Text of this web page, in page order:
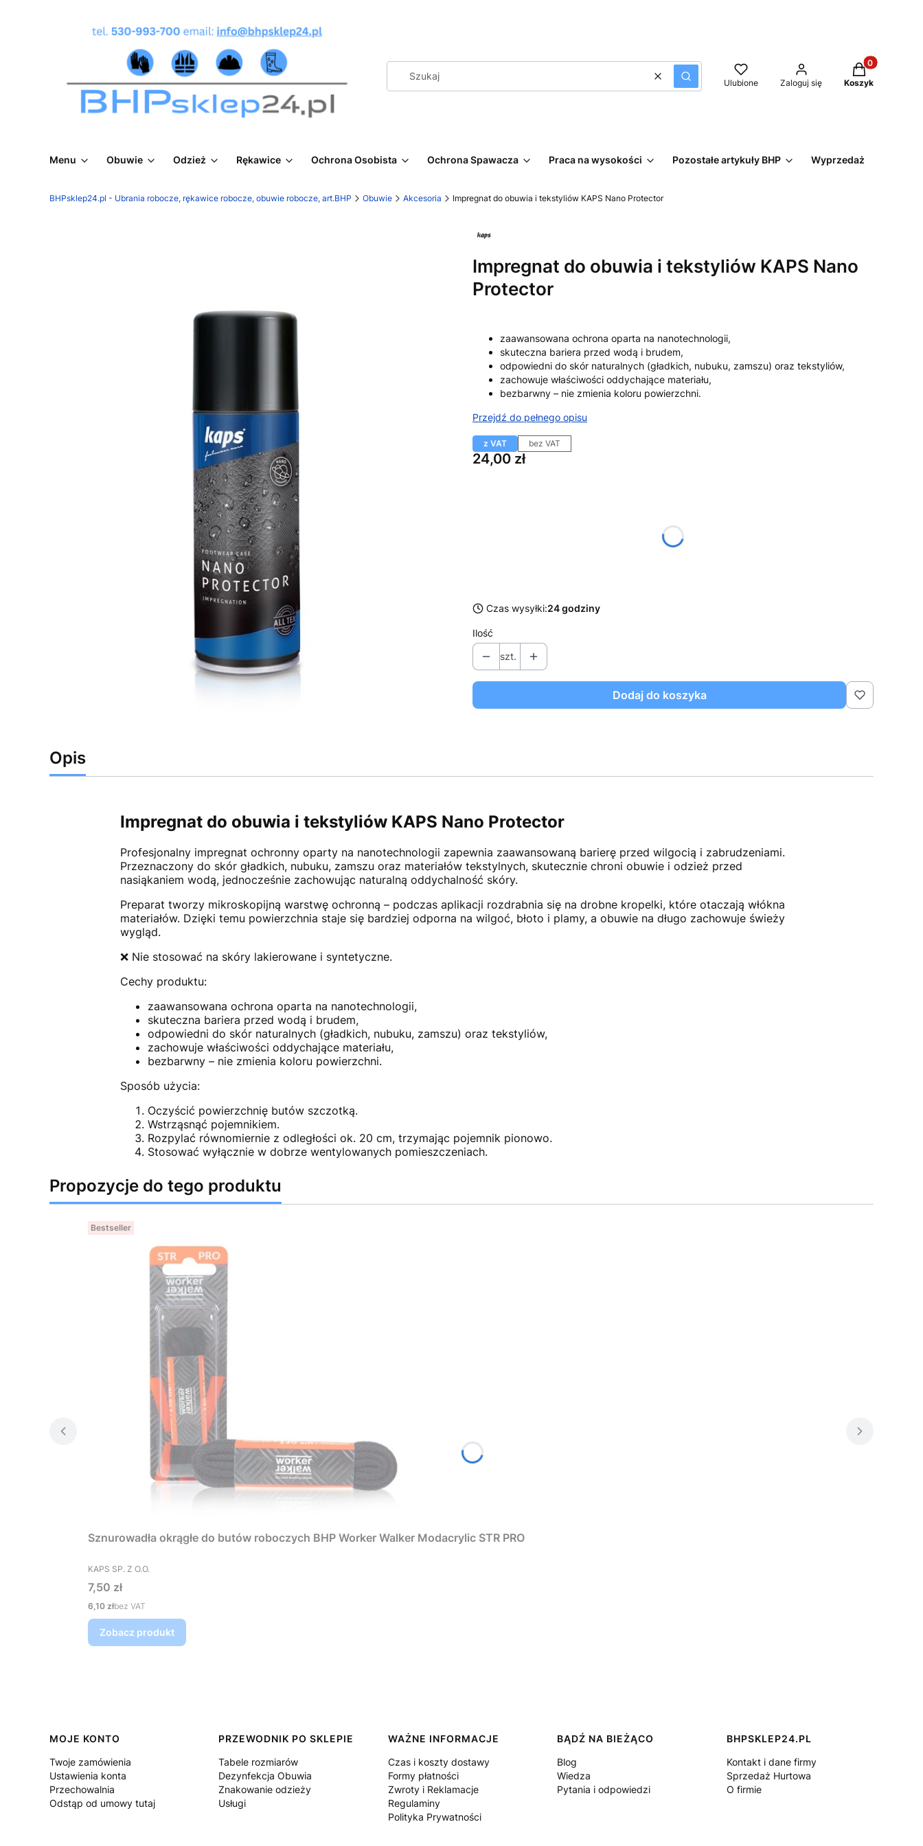
WyczyśćSzukaj Ulubione Zaloguj się
Produkty w
Koszyk
Menu Obuwie Odzież Rękawice Ochrona Osobista Ochrona Spawacza Praca na wysokości Pozostałe artykuły BHP Wyprzedaż
BHPsklep24.pl - Ubrania robocze, rękawice robocze, obuwie robocze, art.BHP Obuwie Akcesoria Impregnat do obuwia i tekstyliów KAPS Nano Protector
Impregnat do obuwia i tekstyliów KAPS Nano
Protector
zaawansowana ochrona oparta na nanotechnologii,
skuteczna bariera przed wodą i brudem,
odpowiedni do skór naturalnych (gładkich, nubuku, zamszu) oraz tekstyliów,
zachowuje właściwości oddychające materiału,
bezbarwny – nie zmienia koloru powierzchni.
Przejdź do pełnego opisu
z VAT bez VAT
Cena
24,00 zł
Czas wysyłki:24 godziny
Ilość
szt.
Dodaj do koszyka
Opis
Impregnat do obuwia i tekstyliów KAPS Nano Protector
Profesjonalny impregnat ochronny oparty na nanotechnologii zapewnia zaawansowaną barierę przed wilgocią i zabrudzeniami.
Przeznaczony do skór gładkich, nubuku, zamszu oraz materiałów tekstylnych, skutecznie chroni obuwie i odzież przed
nasiąkaniem wodą, jednocześnie zachowując naturalną oddychalność skóry.
Preparat tworzy mikroskopijną warstwę ochronną – podczas aplikacji rozdrabnia się na drobne kropelki, które otaczają włókna
materiałów. Dzięki temu powierzchnia staje się bardziej odporna na wilgoć, błoto i plamy, a obuwie na długo zachowuje świeży
wygląd.
❌ Nie stosować na skóry lakierowane i syntetyczne.
Cechy produktu:
zaawansowana ochrona oparta na nanotechnologii,
skuteczna bariera przed wodą i brudem,
odpowiedni do skór naturalnych (gładkich, nubuku, zamszu) oraz tekstyliów,
zachowuje właściwości oddychające materiału,
bezbarwny – nie zmienia koloru powierzchni.
Sposób użycia:
Oczyścić powierzchnię butów szczotką.
Wstrząsnąć pojemnikiem.
Rozpylać równomiernie z odległości ok. 20 cm, trzymając pojemnik pionowo.
Stosować wyłącznie w dobrze wentylowanych pomieszczeniach.
Propozycje do tego produktu
Bestseller
Sznurowadła okrągłe do butów roboczych BHP Worker Walker Modacrylic STR PRO
PRODUCENT
KAPS SP. Z O.O.
Cena
7,50 zł
Cena
6,10 złbez VAT
Zobacz produkt
Linki w stopce
MOJE KONTO
Twoje zamówienia
Ustawienia konta
Przechowalnia
Odstąp od umowy tutaj
PRZEWODNIK PO SKLEPIE
Tabele rozmiarów
Dezynfekcja Obuwia
Znakowanie odzieży
Usługi
WAŻNE INFORMACJE
Czas i koszty dostawy
Formy płatności
Zwroty i Reklamacje
Regulaminy
Polityka Prywatności
BĄDŹ NA BIEŻĄCO
Blog
Wiedza
Pytania i odpowiedzi
BHPSKLEP24.PL
Kontakt i dane firmy
Sprzedaż Hurtowa
O firmie